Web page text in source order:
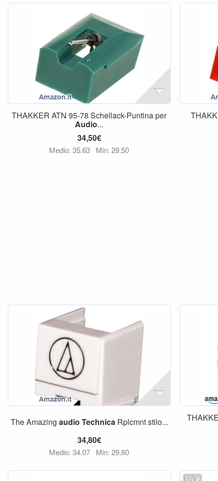
THAKKER ATN 95-78 Schellack-Puntina per
Audio...
34,50€
Medio: 35,63 Min: 29,50
The Amazing audio TechnicaRplcmnt stilo...
34,80€
Medio: 34,07 Min: 29,80